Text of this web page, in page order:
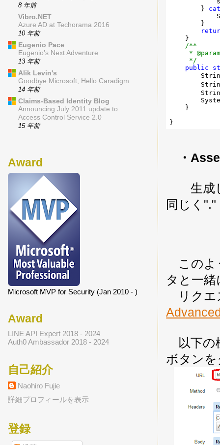
        }
    }
/**
*
     */
public
    }
・
生成し
同じく
このよ
タと一
リクエ
以下の
ボタン
8 年前
Vibro.NET
Azure AD at Techorama 2016
10 年前
Eugenio Pace
Eugenio’s Next Adventure
13 年前
Alik Levin's
Goodbye Microsoft, Hello Caradigm
14 年前
Claims-Based Identity Blog
Announcing July 2011 update to
Access Control Service 2.0
15 年前
Award
Microsoft MVP for Security (Jan 2010 - )
Award
LINE API Expert 2018 - 2024
Auth0 Ambassador 2018 - 2024
自己紹介
Naohiro Fujie
詳細プロフィールを表示
登録